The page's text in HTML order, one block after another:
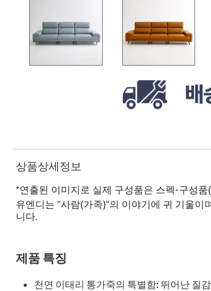
상품상세정보
*연출된 이미지로 실제 구성품은 스펙-구성
유엔디는 "사람(가족)"의 이야기에 귀 기울이
니다.
제품 특징
천연 이태리 통가죽의 특별함: 뛰어난 질